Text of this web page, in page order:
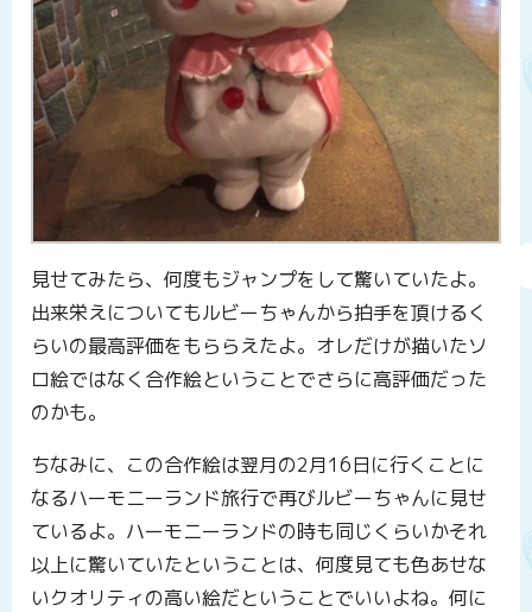
見せてみたら、何度もジャンプをして驚いていたよ。
出来栄えについてもルビーちゃんから拍手を頂けるく
らいの最高評価をもららえたよ。オレだけが描いたソ
ロ絵ではなく合作絵ということでさらに高評価だった
のかも。
ちなみに、この合作絵は翌月の2月16日に行くことに
なるハーモニーランド旅行で再びルビーちゃんに見せ
ているよ。ハーモニーランドの時も同じくらいかそれ
以上に驚いていたということは、何度見ても色あせな
いクオリティの高い絵だということでいいよね。何に